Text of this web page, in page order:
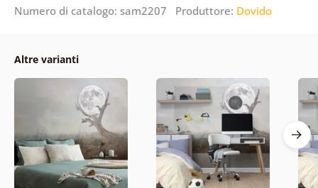
Numero di catalogo: sam2207 Produttore: Dovido
Altre varianti